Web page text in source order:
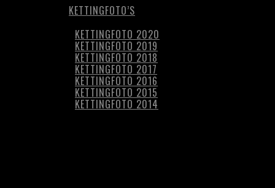
KETTINGFOTO’S
KETTINGFOTO 2020
KETTINGFOTO 2019
KETTINGFOTO 2018
KETTINGFOTO 2017
KETTINGFOTO 2016
KETTINGFOTO 2015
KETTINGFOTO 2014